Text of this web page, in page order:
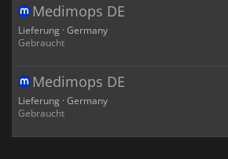
Medimops DE
Lieferung · Germany
Gebraucht
Medimops DE
Lieferung · Germany
Gebraucht